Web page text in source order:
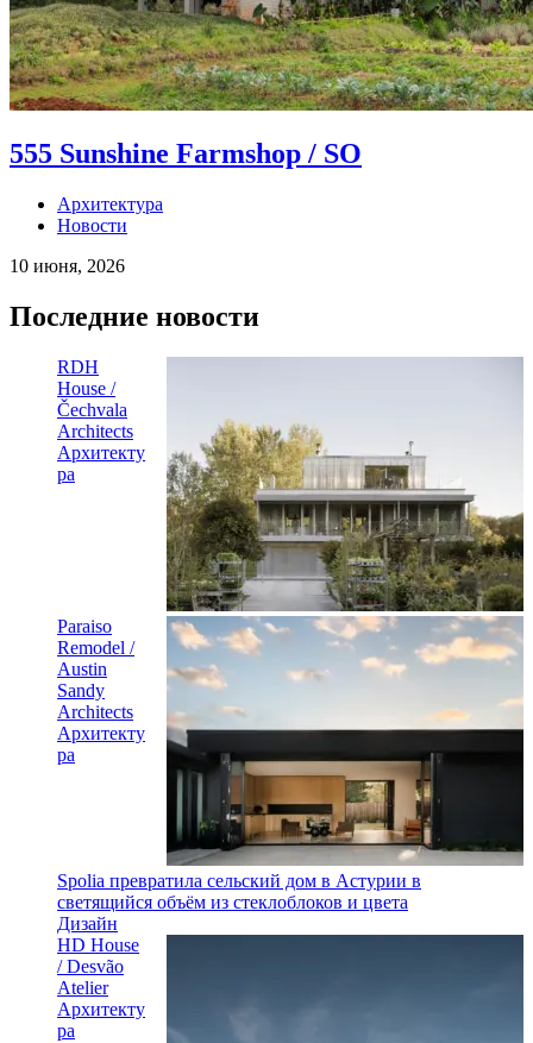
555 Sunshine Farmshop / SO
Архитектура
Новости
10 июня, 2026
Последние новости
RDH
House /
Čechvala
Architects
Архитекту
ра
Paraiso
Remodel /
Austin
Sandy
Architects
Архитекту
ра
Spolia превратила сельский дом в Астурии в
светящийся объём из стеклоблоков и цвета
Дизайн
HD House
/ Desvão
Atelier
Архитекту
ра